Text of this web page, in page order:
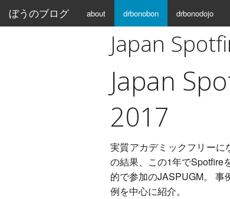
ぼうのブログ about drbonobon drbonodojo
Japan
Japan
2017
実質アカデミックフリー
の結果、この1年でSpotfire
的で参加のJASPUGM。 事
例を中心に紹介。